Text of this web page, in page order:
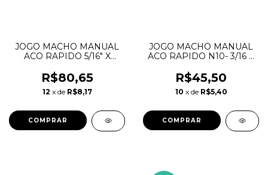
JOGO MACHO MANUAL
ACO RAPIDO 5/16" X
HTOM
R$80,65
12 x de R$8,17
JOGO MACHO MANUAL
ACO RAPIDO N10- 3/16 X
HTOM
R$45,50
10 x de R$5,40